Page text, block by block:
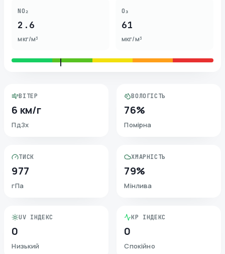
NO₂
2.6
мкг/м³
O₃
61
мкг/м³
ВІТЕР
6 км/г
ПдЗх
ВОЛОГІСТЬ
76%
Помірна
ТИСК
977
гПа
ХМАРНІСТЬ
79%
Мінлива
UV ІНДЕКС
0
Низький
KP ІНДЕКС
0
Спокійно